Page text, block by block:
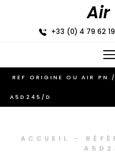
Air
+33 (0) 4 79 62
A5D245/D
ACCUEIL -